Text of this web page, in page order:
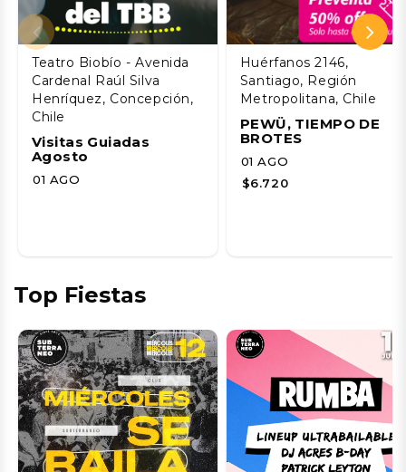
Teatro Biobío - Avenida
Cardenal Raúl Silva
Henríquez, Concepción,
Chile
Visitas Guiadas
Agosto
01 AGO
Huérfanos 2146,
Santiago, Región
Metropolitana, Chile
PEWÜ, TIEMPO DE
BROTES
01 AGO
$6.720
Top Fiestas